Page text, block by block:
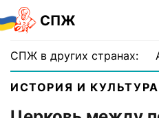
СПЖ
СПЖ в других странах:
ИСТОРИЯ И КУЛЬТУРА